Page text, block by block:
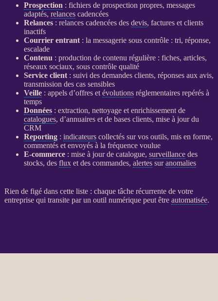
Prospection : fichiers de prospection propres, messages
adaptés, relancescadencées
Relances: relancescadencées des devis, factures et clients
inactifs
Courrier entrant: la messagerie sous contrôle : tri, réponse,
escalade
Contenu : production de contenu régulière : fiches, articles,
réseaux sociaux, sous contrôle qualité
Service client: suivi des demandes clients, réponses aux avis,
transmission des cas sensibles
Veille: appels d’offres et évolutionsréglementaires repérés à
temps
Données: extraction, nettoyage et enrichissement de
catalogues, d’annuaires et de bases clients, mise à jour du
CRM
Reporting: indicateurscollectés sur vos outils, mis en forme,
commentés et envoyés à la fréquence voulue
E-commerce: mise à jour de catalogue, surveillancedes
stocks, des fluxet des commandes, alertessuranomalies
Rien de figé dans cette liste : chaque tâche récurrente de votre
entreprise qui transite par un outil numérique peut être automatisée.